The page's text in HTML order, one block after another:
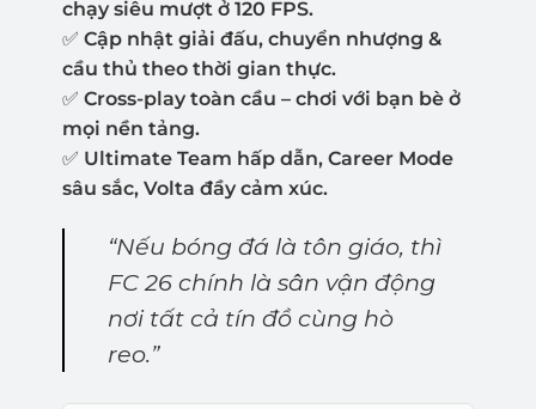
chạy siêu mượt ở 120 FPS.
✅ Cập nhật giải đấu, chuyển nhượng &
cầu thủ theo thời gian thực.
✅ Cross-play toàn cầu – chơi với bạn bè ở
mọi nền tảng.
✅ Ultimate Team hấp dẫn, Career Mode
sâu sắc, Volta đầy cảm xúc.
“Nếu bóng đá là tôn giáo, thì
FC 26 chính là sân vận động
nơi tất cả tín đồ cùng hò
reo.”